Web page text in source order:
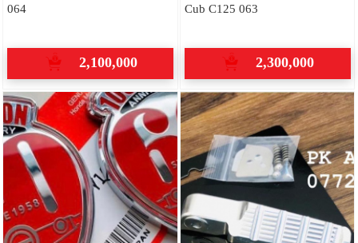
064
2,100,000
Cub C125 063
2,300,000